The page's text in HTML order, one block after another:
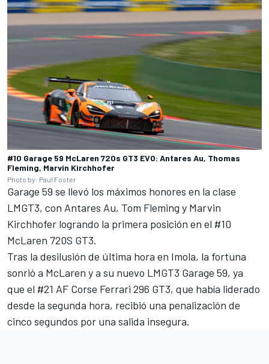
#10 Garage 59 McLaren 720s GT3 EVO: Antares Au, Thomas
Fleming, Marvin Kirchhofer
Photo by: Paul Foster
Garage 59 se llevó los máximos honores en la clase
LMGT3, con Antares Au, Tom Fleming y Marvin
Kirchhofer logrando la primera posición en el #10
McLaren 720S GT3.
Tras la desilusión de última hora en Imola, la fortuna
sonrió a McLaren y a su nuevo LMGT3 Garage 59, ya
que el #21 AF Corse Ferrari 296 GT3, que había liderado
desde la segunda hora, recibió una penalización de
cinco segundos por una salida insegura.